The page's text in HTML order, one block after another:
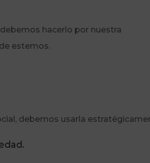
hacerlo por nuestra
estemos.
debemos usarla